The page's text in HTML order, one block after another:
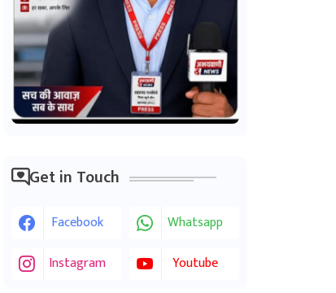
Get in Touch
Facebook
Whatsapp
Instagram
Youtube